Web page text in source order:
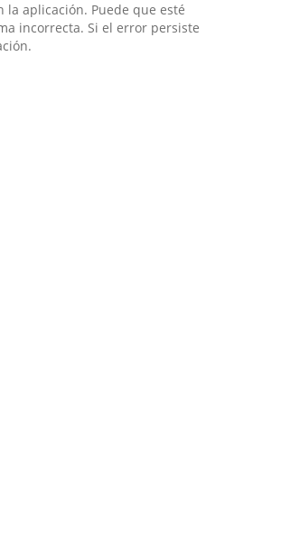
aplicación. Puede que esté
incorrecta. Si el error persiste